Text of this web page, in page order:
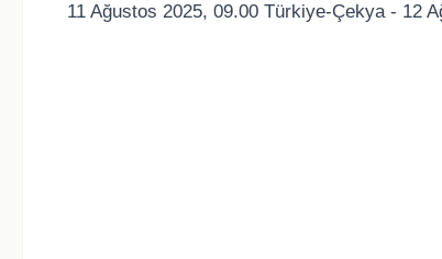
11 Ağustos 2025, 09.00 Türkiye-Çekya - 12